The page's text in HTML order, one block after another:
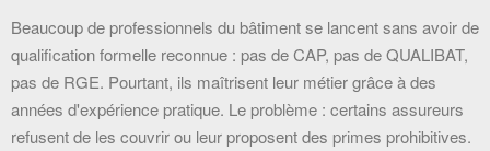
Beaucoup de professionnels du bâtiment se lancent sans avoir de
qualification formelle reconnue : pas de CAP, pas de QUALIBAT,
pas de RGE. Pourtant, ils maîtrisent leur métier grâce à des
années d'expérience pratique. Le problème : certains assureurs
refusent de les couvrir ou leur proposent des primes prohibitives.